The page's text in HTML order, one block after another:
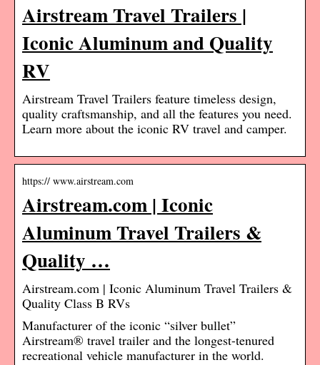
Airstream Travel Trailers |
Iconic Aluminum and Quality
RV
Airstream Travel Trailers feature timeless design,
quality craftsmanship, and all the features you need.
Learn more about the iconic RV travel and camper.
https:// www.airstream.com
Airstream.com | Iconic
Aluminum Travel Trailers &
Quality …
Airstream.com | Iconic Aluminum Travel Trailers &
Quality Class B RVs
Manufacturer of the iconic “silver bullet”
Airstream® travel trailer and the longest-tenured
recreational vehicle manufacturer in the world.